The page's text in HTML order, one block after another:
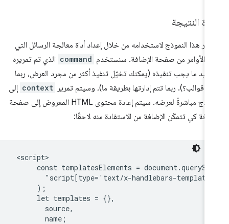
النتيجة
هذا النموذج لاستخدامه من خلال إعداد أداة معالجة الرسائل التي
الأوامر من صفحة الإضافة. سنستخدم command الذي تم تمريره
ما يجب تنفيذه (يمكنك تخيّل تنفيذ أكثر من مجرد العرض، ربما
قوالب؟). ربما تتم إدارتها بطريقة ما)، وسيتم تمرير context إلى
النموذج مباشرةً لعرضه. سيتم إعادة محتوى HTML المعروض إلى صفحة
كي تتمكّن الإضافة من الاستفادة منه لاحقًا:
<script>
const templatesElements =
"script[type='text/x-handlebars-
      );
      let templates = {},
        source,
        name;